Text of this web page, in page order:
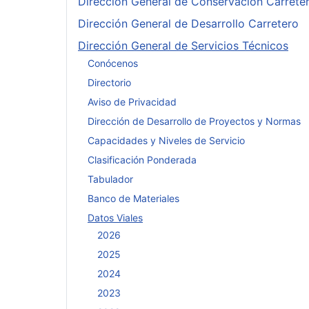
Dirección General de Desarrollo Carretero
Dirección General de Servicios Técnicos
Conócenos
Directorio
Aviso de Privacidad
Dirección de Desarrollo de Proyectos y Normas
Capacidades y Niveles de Servicio
Clasificación Ponderada
Tabulador
Banco de Materiales
Datos Viales
2026
2025
2024
2023